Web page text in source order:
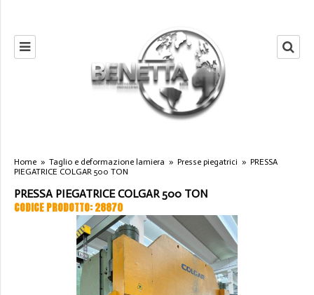
Home » Taglio e deformazione lamiera » Presse piegatrici » PRESSA
PIEGATRICE COLGAR 500 TON
PRESSA PIEGATRICE COLGAR 500 TON
CODICE PRODOTTO: 28870